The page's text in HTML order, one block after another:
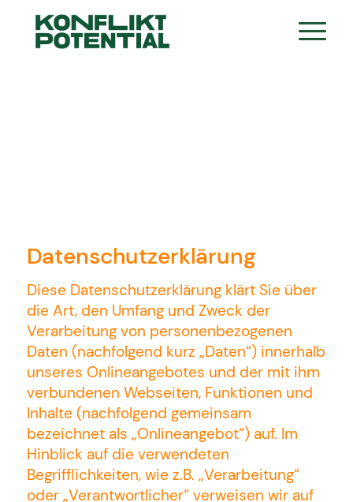
Datenschutzerklärung
Diese Datenschutzerklärung klärt Sie über
die Art, den Umfang und Zweck der
Verarbeitung von personenbezogenen
Daten (nachfolgend kurz „Daten“) innerhalb
unseres Onlineangebotes und der mit ihm
verbundenen Webseiten, Funktionen und
Inhalte (nachfolgend gemeinsam
bezeichnet als „Onlineangebot“) auf. Im
Hinblick auf die verwendeten
Begrifflichkeiten, wie z.B. „Verarbeitung“
oder „Verantwortlicher“ verweisen wir auf